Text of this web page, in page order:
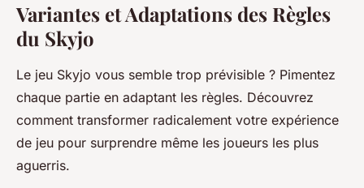
Variantes et Adaptations des Règles
du Skyjo
Le jeu Skyjo vous semble trop prévisible ? Pimentez
chaque partie en adaptant les règles. Découvrez
comment transformer radicalement votre expérience
de jeu pour surprendre même les joueurs les plus
aguerris.